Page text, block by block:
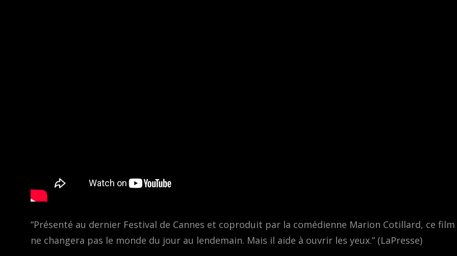
“Présenté au dernier Festival de Cannes et coproduit par la comédienne Marion Cotillard, ce film
ne changera pas le monde du jour au lendemain. Mais il aide à ouvrir les yeux.” (LaPresse)